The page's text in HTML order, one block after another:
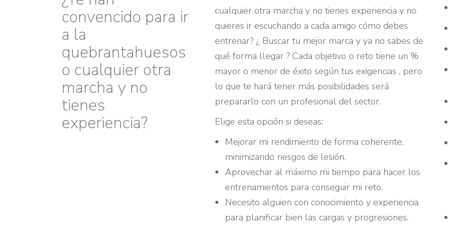
convencido para ir
a la
quebrantahuesos
o cualquier otra
marcha y no
tienes
experiencia?
cualquier otra marcha y no tienes experiencia y no
quieres ir escuchando a cada amigo cómo debes
entrenar? ¿ Buscar tu mejor marca y ya no sabes de
qué forma llegar ? Cada objetivo o reto tiene un %
mayor o menor de éxito según tus exigencias , pero
lo que te hará tener más posibilidades será
prepararlo con un profesional del sector.
Elige esta opción si deseas:
Mejorar mi rendimiento de forma coherente,
minimizando riesgos de lesión.
Aprovechar al máximo mi tiempo para hacer los
entrenamientos para conseguir mi reto.
Necesito alguien con conocimiento y experiencia
para planificar bien las cargas y progresiones.